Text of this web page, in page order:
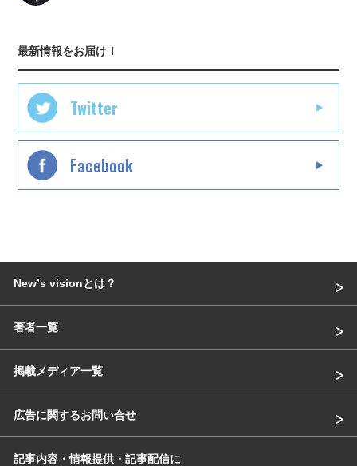
最新情報をお届け！
Twitter
Facebook
Newʼs visionとは？
著者一覧
掲載メディア一覧
広告に関するお問い合せ
記事内容・情報提供・記事配信に